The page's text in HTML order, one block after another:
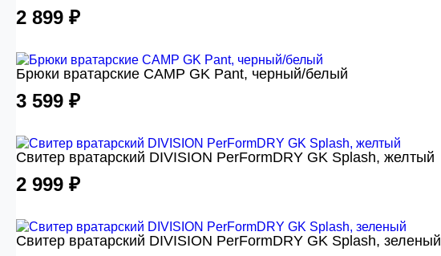
2 899 ₽
Брюки вратарские CAMP GK Pant, черный/белый
3 599 ₽
Свитер вратарский DIVISION PerFormDRY GK Splash, желтый
2 999 ₽
Свитер вратарский DIVISION PerFormDRY GK Splash, зеленый